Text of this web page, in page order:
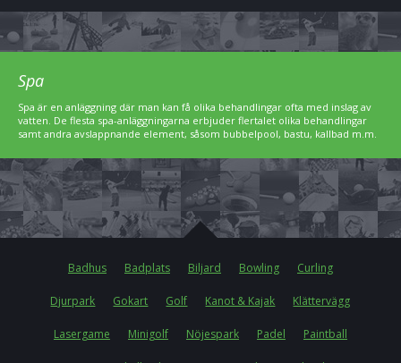
Spa
Spa är en anläggning där man kan få olika behandlingar ofta med inslag av
vatten. De flesta spa-anläggningarna erbjuder flertalet olika behandlingar
samt andra avslappnande element, såsom bubbelpool, bastu, kallbad m.m.
Badhus Badplats Biljard Bowling Curling
Djurpark Gokart Golf Kanot & Kajak Klättervägg
Lasergame Minigolf Nöjespark Padel Paintball